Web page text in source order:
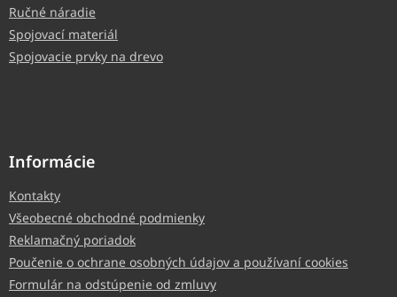
Ručné náradie
Spojovací materiál
Spojovacie prvky na drevo
Informácie
Kontakty
Všeobecné obchodné podmienky
Reklamačný poriadok
Poučenie o ochrane osobných údajov a používaní cookies
Formulár na odstúpenie od zmluvy